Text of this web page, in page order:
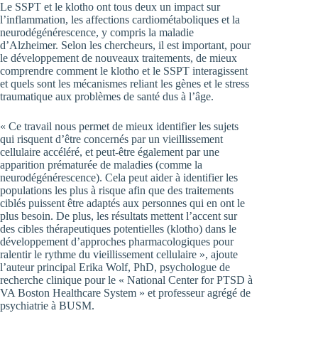
Le SSPT et le klotho ont tous deux un impact sur
l’inflammation, les affections cardiométaboliques et la
neurodégénérescence, y compris la maladie
d’Alzheimer. Selon les chercheurs, il est important, pour
le développement de nouveaux traitements, de mieux
comprendre comment le klotho et le SSPT interagissent
et quels sont les mécanismes reliant les gènes et le stress
traumatique aux problèmes de santé dus à l’âge.
« Ce travail nous permet de mieux identifier les sujets
qui risquent d’être concernés par un vieillissement
cellulaire accéléré, et peut-être également par une
apparition prématurée de maladies (comme la
neurodégénérescence). Cela peut aider à identifier les
populations les plus à risque afin que des traitements
ciblés puissent être adaptés aux personnes qui en ont le
plus besoin. De plus, les résultats mettent l’accent sur
des cibles thérapeutiques potentielles (klotho) dans le
développement d’approches pharmacologiques pour
ralentir le rythme du vieillissement cellulaire », ajoute
l’auteur principal Erika Wolf, PhD, psychologue de
recherche clinique pour le « National Center for PTSD à
VA Boston Healthcare System » et professeur agrégé de
psychiatrie à BUSM.